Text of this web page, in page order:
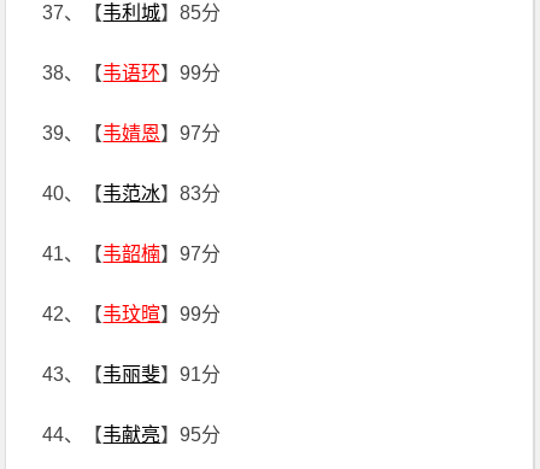
37、【韦利城】85分
38、【韦语环】99分
39、【韦婧恩】97分
40、【韦范冰】83分
41、【韦韶楠】97分
42、【韦玟暄】99分
43、【韦丽斐】91分
44、【韦献亮】95分